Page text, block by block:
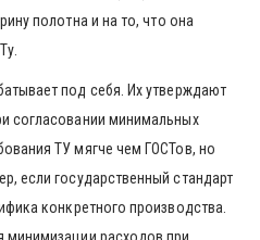
полотна и на то, что она
под себя. Их утверждают
согласовании минимальных
ТУ мягче чем ГОСТов, но
если государственный стандарт
конкретного производства.
минимизации расходов при